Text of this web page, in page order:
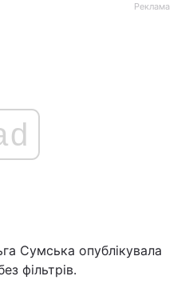
Реклама
Сумська опублікувала
фільтрів.